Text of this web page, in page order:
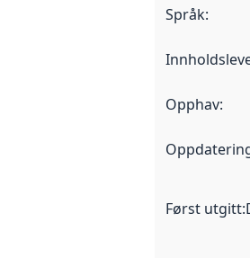
Språk:
Opphav:
Først utgitt: